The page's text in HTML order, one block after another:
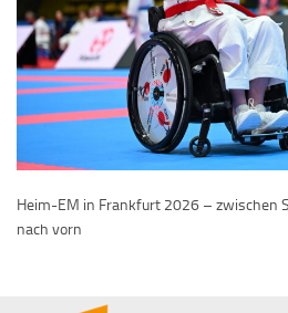
Heim-EM in Frankfurt 2026 – zwischen
nach vorn